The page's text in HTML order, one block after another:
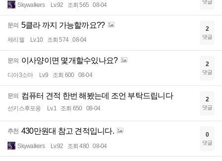
Skywalkers Lv.92 조회 565 08-04 댓글
문의 5클라 까지 가능할까요??
제리젤 Lv.10 조회 574 08-04
2
댓글
문의 이사양이면 몇개할수있나요?
디아3소마 Lv.9 조회 600 08-04
2
댓글
문의 컴퓨터 견적 한번 해봤는데 조언 부탁드립니다
선키스후포옹 Lv.1 조회 650 08-04
2
댓글
추천 430만원대 참고 견적입니다.
Skywalkers Lv.92 조회 480 08-04
0
댓글